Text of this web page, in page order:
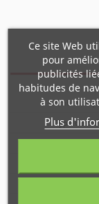
Nombre de
Type de
Ce site Web
pour
publicités
habitudes de
à son
Plus